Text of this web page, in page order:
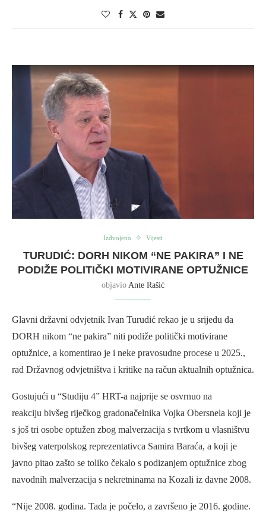
Izdvojeno Vijesti
TURUDIĆ: DORH NIKOM “NE PAKIRA” I NE
PODIŽE POLITIČKI MOTIVIRANE OPTUŽNICE
objavio Ante Rašić
Glavni državni odvjetnik Ivan Turudić rekao je u srijedu da
DORH nikom “ne pakira” niti podiže politički motivirane
optužnice, a komentirao je i neke pravosudne procese u 2025.,
rad Državnog odvjetništva i kritike na račun aktualnih optužnica.
Gostujući u “Studiju 4” HRT-a najprije se osvrnuo na
reakciju bivšeg riječkog gradonačelnika Vojka Obersnela koji je
s još tri osobe optužen zbog malverzacija s tvrtkom u vlasništvu
bivšeg vaterpolskog reprezentativca Samira Baraća, a koji je
javno pitao zašto se toliko čekalo s podizanjem optužnice zbog
navodnih malverzacija s nekretninama na Kozali iz davne 2008.
“Nije 2008. godina. Tada je počelo, a završeno je 2016. godine.